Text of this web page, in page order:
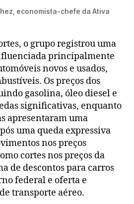
economista-chefe da Ativa
o grupo registrou uma
principalmente
novos e usados,
Os preços dos
gasolina, óleo diesel e
significativas, enquanto
apresentaram uma
uma queda expressiva
nos preços
cortes nos preços da
de descontos para carros
federal e oferta e
transporte aéreo.